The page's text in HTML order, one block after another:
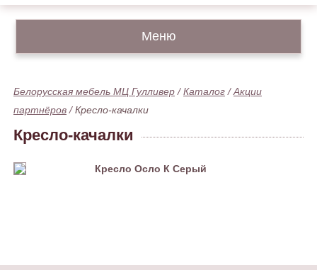
Меню
Белорусская мебель МЦ Гулливер /Каталог /Акции
партнёров /Кресло-качалки
Кресло-качалки
Кресло Осло К Серый